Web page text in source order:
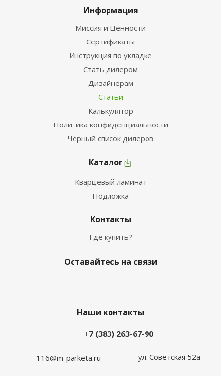
Информация
Миссия и Ценности
Сертификаты
Инструкция по укладке
Стать дилером
Дизайнерам
Статьи
Калькулятор
Политика конфиденциальности
Чёрный список дилеров
Каталог
Кварцевый ламинат
Подложка
Контакты
Где купить?
Оставайтесь на связи
Наши контакты
+7 (383) 263-67-90
116@m-parketa.ru ул. Советская 52а